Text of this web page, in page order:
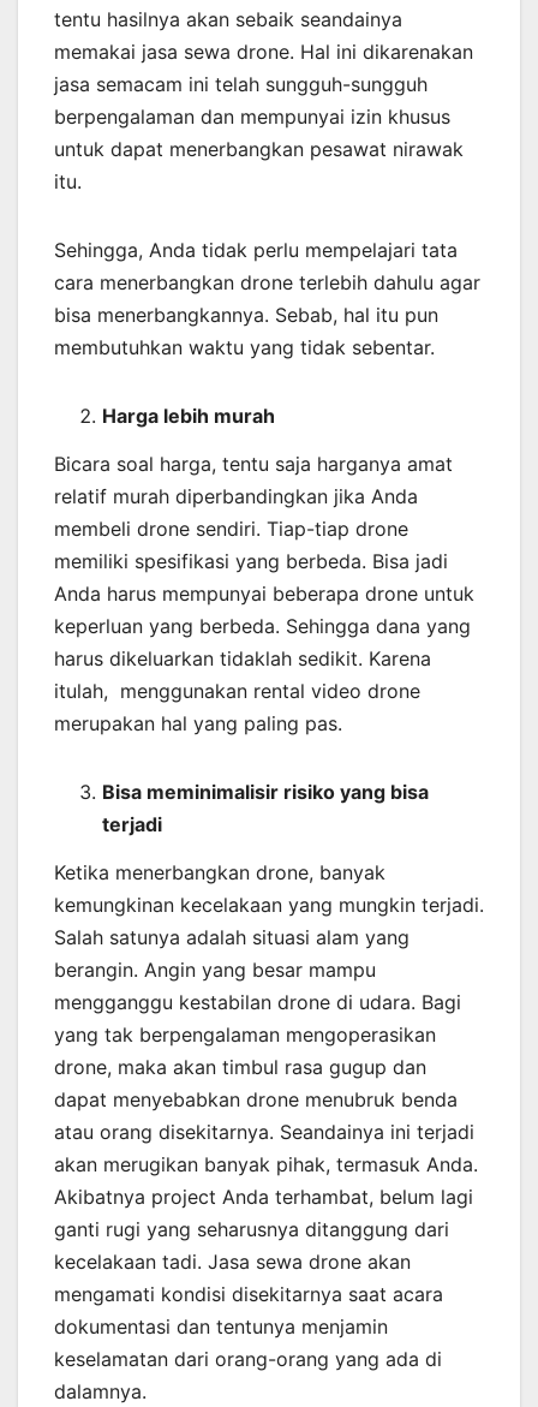
tentu hasilnya akan sebaik seandainya
memakai jasa sewa drone. Hal ini dikarenakan
jasa semacam ini telah sungguh-sungguh
berpengalaman dan mempunyai izin khusus
untuk dapat menerbangkan pesawat nirawak
itu.
Sehingga, Anda tidak perlu mempelajari tata
cara menerbangkan drone terlebih dahulu agar
bisa menerbangkannya. Sebab, hal itu pun
membutuhkan waktu yang tidak sebentar.
Harga lebih murah
Bicara soal harga, tentu saja harganya amat
relatif murah diperbandingkan jika Anda
membeli drone sendiri. Tiap-tiap drone
memiliki spesifikasi yang berbeda. Bisa jadi
Anda harus mempunyai beberapa drone untuk
keperluan yang berbeda. Sehingga dana yang
harus dikeluarkan tidaklah sedikit. Karena
itulah, menggunakan rental video drone
merupakan hal yang paling pas.
Bisa meminimalisir risiko yang bisa
terjadi
Ketika menerbangkan drone, banyak
kemungkinan kecelakaan yang mungkin terjadi.
Salah satunya adalah situasi alam yang
berangin. Angin yang besar mampu
mengganggu kestabilan drone di udara. Bagi
yang tak berpengalaman mengoperasikan
drone, maka akan timbul rasa gugup dan
dapat menyebabkan drone menubruk benda
atau orang disekitarnya. Seandainya ini terjadi
akan merugikan banyak pihak, termasuk Anda.
Akibatnya project Anda terhambat, belum lagi
ganti rugi yang seharusnya ditanggung dari
kecelakaan tadi. Jasa sewa drone akan
mengamati kondisi disekitarnya saat acara
dokumentasi dan tentunya menjamin
keselamatan dari orang-orang yang ada di
dalamnya.